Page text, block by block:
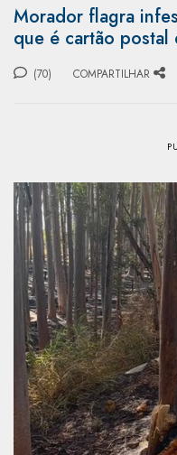
Morador flagra
que é cartão
(70) COMPARTILHAR